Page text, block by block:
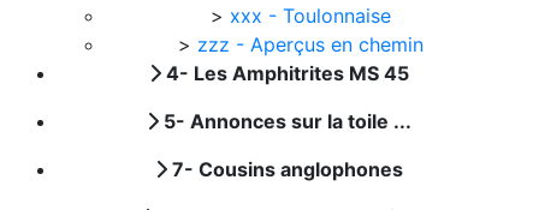
> xxx - Toulonnaise
> zzz - Aperçus en chemin
4- Les Amphitrites MS 45
5- Annonces sur la toile ...
7- Cousins anglophones